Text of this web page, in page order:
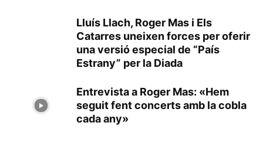
Lluís Llach, Roger Mas i Els
Catarres uneixen forces per oferir
una versió especial de “País
Estrany” per la Diada
Entrevista a Roger Mas: «Hem
seguit fent concerts amb la cobla
cada any»